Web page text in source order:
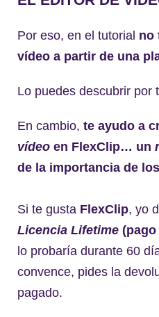
Por eso, en el tutorial no
vídeo a partir de una
Lo puedes descubrir
En cambio, te ayudo a
vídeo en FlexClip… un
de la importancia de
Si te gusta FlexClip, yo
Licencia Lifetime
lo probaría durante 60
convence, pides la
pagado.